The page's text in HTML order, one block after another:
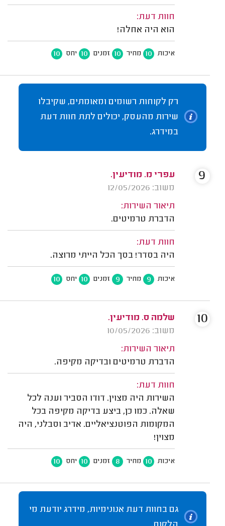
חוות דעת:
הוא היה אחלה!
איכות 10 מחיר 10 זמנים 10 יחס 10
רק לקוחות רשומים ומאומתים, שקיבלו
שירות מהעסק, יכולים לתת חוות דעת
במידרג.
עפרי מ. מודיעין.
משוב: 12/05/2026
תיאור השירות:
הדברת טרמיטים.
חוות דעת:
היה בסדר! בסך הכל הייתי מרוצה.
איכות 9 מחיר 9 זמנים 10 יחס 10
9
שלמה ס. מודיעין.
משוב: 10/05/2026
תיאור השירות:
הדברת טרמיטים ובדיקה מקיפה.
חוות דעת:
השירות היה מצוין. דודו הסביר וענה לכל
שאלה. כמו כן, ביצע בדיקה מקיפה בכל
המקומות הפוטנציאליים. אדיב וסבלני, היה
מצוין!
איכות 10 מחיר 8 זמנים 10 יחס 10
10
גם בחוות דעת אנונימיות, מידרג יודעת מי